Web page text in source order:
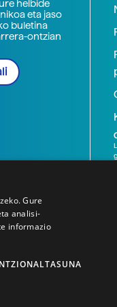
helbide
eta jaso
buletina
ontzian
Gure
analisi-
informazio